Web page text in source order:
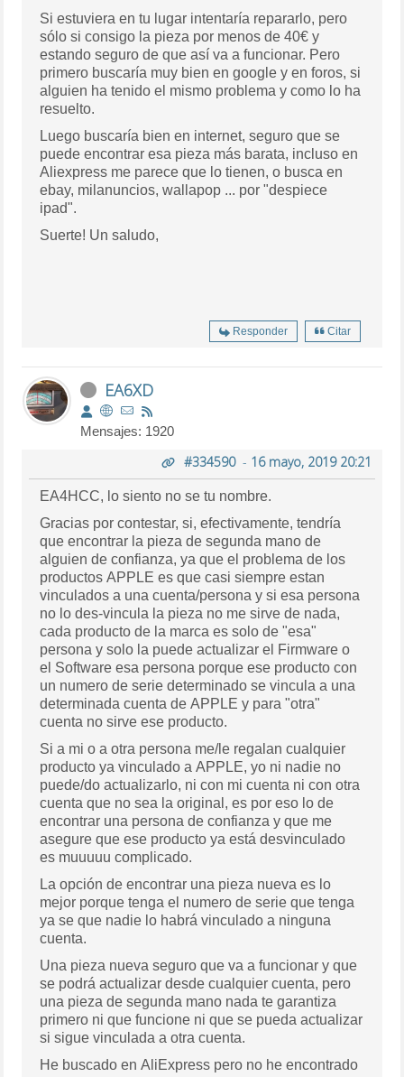
Si estuviera en tu lugar intentaría repararlo, pero
sólo si consigo la pieza por menos de 40€ y
estando seguro de que así va a funcionar. Pero
primero buscaría muy bien en google y en foros, si
alguien ha tenido el mismo problema y como lo ha
resuelto.
Luego buscaría bien en internet, seguro que se
puede encontrar esa pieza más barata, incluso en
Aliexpress me parece que lo tienen, o busca en
ebay, milanuncios, wallapop ... por "despiece
ipad".
Suerte! Un saludo,
Responder Citar
EA6XD
Mensajes: 1920
#334590- 16 mayo, 2019 20:21
EA4HCC, lo siento no se tu nombre.
Gracias por contestar, si, efectivamente, tendría
que encontrar la pieza de segunda mano de
alguien de confianza, ya que el problema de los
productos APPLE es que casi siempre estan
vinculados a una cuenta/persona y si esa persona
no lo des-vincula la pieza no me sirve de nada,
cada producto de la marca es solo de "esa"
persona y solo la puede actualizar el Firmware o
el Software esa persona porque ese producto con
un numero de serie determinado se vincula a una
determinada cuenta de APPLE y para "otra"
cuenta no sirve ese producto.
Si a mi o a otra persona me/le regalan cualquier
producto ya vinculado a APPLE, yo ni nadie no
puede/do actualizarlo, ni con mi cuenta ni con otra
cuenta que no sea la original, es por eso lo de
encontrar una persona de confianza y que me
asegure que ese producto ya está desvinculado
es muuuuu complicado.
La opción de encontrar una pieza nueva es lo
mejor porque tenga el numero de serie que tenga
ya se que nadie lo habrá vinculado a ninguna
cuenta.
Una pieza nueva seguro que va a funcionar y que
se podrá actualizar desde cualquier cuenta, pero
una pieza de segunda mano nada te garantiza
primero ni que funcione ni que se pueda actualizar
si sigue vinculada a otra cuenta.
He buscado en AliExpress pero no he encontrado